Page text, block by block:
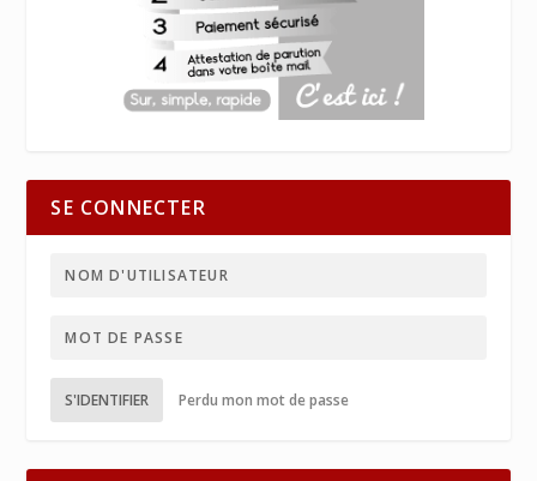
SE CONNECTER
S'IDENTIFIER Perdu mon mot de passe